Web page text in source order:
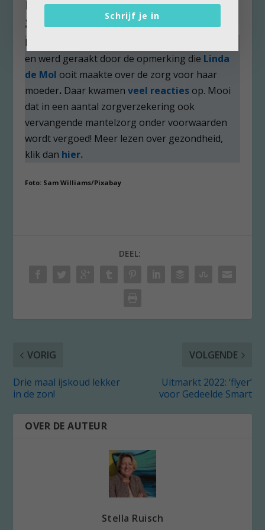
Meer lezen over zorg en
gezondheid?
Marlies Mielekamp was jarenlang mantelzorger
en werd geraakt door de opmerking die Linda
de Mol ooit maakte over de zorg voor haar
moeder. Daar kwamenveel reacties op. Mooi
dat in een aantal zorgverzekering ook
vervangende mantelzorg onder voorwaarden
wordt vergoed! Meer lezen over gezondheid,
klik dan hier.
Foto: Sam Williams/Pixabay
DEEL:
VORIG
Drie maal ijskoud lekker
in de zon!
VOLGENDE
Uitmarkt 2022: ‘flyer’
voor Gedeelde Smart
OVER DE AUTEUR
Stella Ruisch
Schrijf je in